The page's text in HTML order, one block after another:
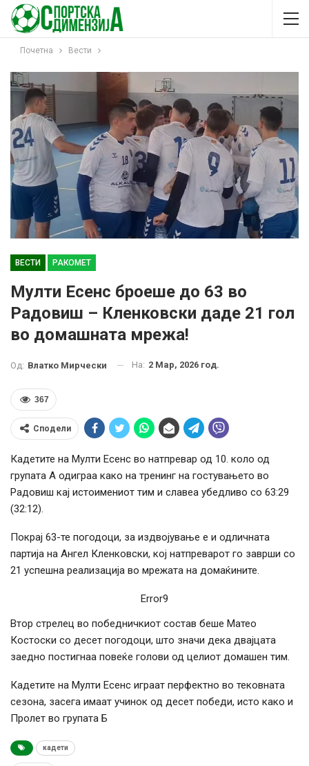
Почетна Вести
ВЕСТИ РАКОМЕТ
Мулти Есенс броеше до 63 во
Радовиш – Кленковски даде 21 гол
во домашната мрежа!
Од: Влатко Мирчески На: 2 Мар, 2026 год.
367
Сподели
Кадетите на Мулти Есенс во натпревар од 10. коло од
групата А одиграа како на тренинг на гостувањето во
Радовиш кај истоимениот тим и славеа убедливо со 63:29
(32:12).
Покрај 63-те погодоци, за издвојување е и одличната
партија на Ангел Кленковски, кој натпреварот го заврши со
21 успешна реализација во мрежата на домаќините.
Error9
Втор стрелец во победничкиот состав беше Матео
Костоски со десет погодоци, што значи дека двајцата
заедно постигнаа повеќе голови од целиот домашен тим.
Кадетите на Мулти Есенс играат перфектно во тековната
сезона, засега имаат учинок од десет победи, исто како и
Пролет во групата Б
кадети